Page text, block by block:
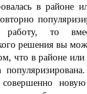
в районе
то
решения вы
что в районе или
совершенно